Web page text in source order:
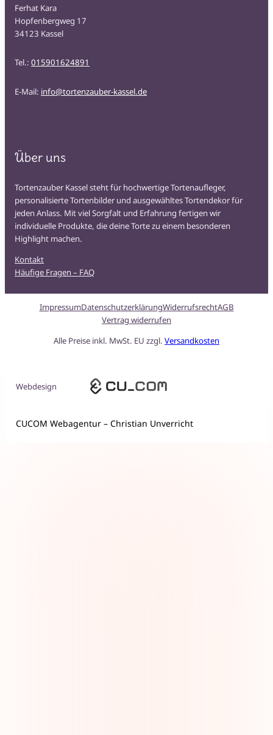
Ferhat Kara
Hopfenbergweg 17
34123 Kassel
Tel.: 015901624891
E-Mail: info@tortenzauber-kassel.de
Über uns
Tortenzauber Kassel steht für hochwertige Tortenaufleger,
personalisierte Tortenbilder und ausgewähltes Tortendekor für
jeden Anlass. Mit viel Sorgfalt und Erfahrung fertigen wir
individuelle Produkte, die deine Torte zu einem besonderen
Highlight machen.
Kontakt
Häufige Fragen – FAQ
ImpressumDatenschutzerklärungWiderrufsrechtAGB
Vertrag widerrufen
Alle Preise inkl. MwSt. EU zzgl. Versandkosten
Webdesign
CUCOM Webagentur – Christian Unverricht